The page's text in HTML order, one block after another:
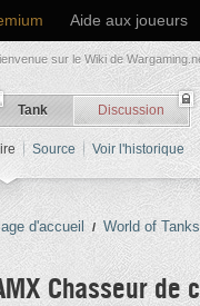
Aide aux joueurs
sur le Wiki de
Tank Discussion
Source Voir l'historique
d'accueil / World of Tanks
Chasseur de